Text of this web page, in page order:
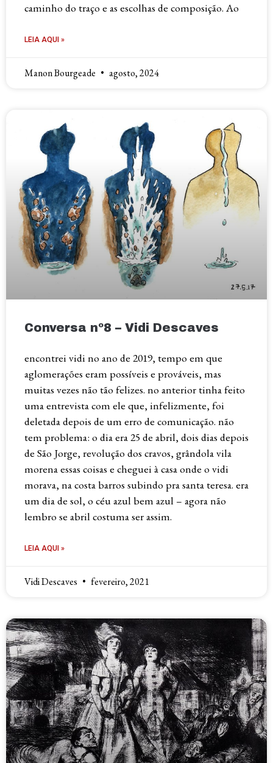
caminho do traço e as escolhas de composição. Ao
LEIA AQUI »
Manon Bourgeade agosto, 2024
Conversa nº8 – Vidi Descaves
encontrei vidi no ano de 2019, tempo em que
aglomerações eram possíveis e prováveis, mas
muitas vezes não tão felizes. no anterior tinha feito
uma entrevista com ele que, infelizmente, foi
deletada depois de um erro de comunicação. não
tem problema: o dia era 25 de abril, dois dias depois
de São Jorge, revolução dos cravos, grândola vila
morena essas coisas e cheguei à casa onde o vidi
morava, na costa barros subindo pra santa teresa. era
um dia de sol, o céu azul bem azul – agora não
lembro se abril costuma ser assim.
LEIA AQUI »
Vidi Descaves fevereiro, 2021